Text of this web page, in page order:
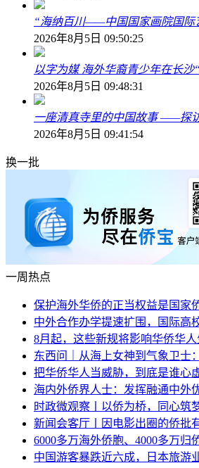
“海纳百川——中国国家画院国际
2026年8月5日 09:50:25
以字为媒 海外华裔青少年在长沙
2026年8月5日 09:48:31
一座清真寺里的中国故事 ——探
2026年8月5日 09:41:54
换一批
一周热点
保护海外华侨的正当权益是国家
中外合作办学提速扩围，国际高
8月起，这些新规将影响华侨华
东西问｜从海上女神到气象卫士
把华侨华人当威胁，到底是谁心
海内外侨界人士：发挥融通中外
时政微观察丨以侨为桥，同心筑
新闻会客厅丨因电影出圈的侨批
6000多万海外侨胞、4000多万归
中国游客暴跌近六成，日本旅游